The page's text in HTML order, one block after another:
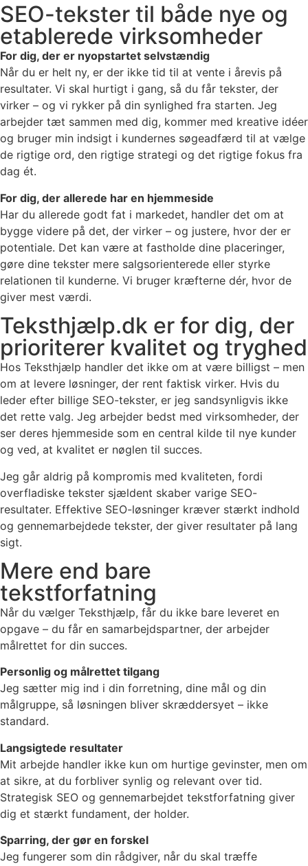
SEO-tekster til både nye og
etablerede virksomheder
For dig, der er nyopstartet selvstændig
Når du er helt ny, er der ikke tid til at vente i årevis på
resultater. Vi skal hurtigt i gang, så du får tekster, der
virker – og vi rykker på din synlighed fra starten. Jeg
arbejder tæt sammen med dig, kommer med kreative idéer
og bruger min indsigt i kundernes søgeadfærd til at vælge
de rigtige ord, den rigtige strategi og det rigtige fokus fra
dag ét.
For dig, der allerede har en hjemmeside
Har du allerede godt fat i markedet, handler det om at
bygge videre på det, der virker – og justere, hvor der er
potentiale. Det kan være at fastholde dine placeringer,
gøre dine tekster mere salgsorienterede eller styrke
relationen til kunderne. Vi bruger kræfterne dér, hvor de
giver mest værdi.
Teksthjælp.dk er for dig, der
prioriterer kvalitet og tryghed
Hos Teksthjælp handler det ikke om at være billigst – men
om at levere løsninger, der rent faktisk virker. Hvis du
leder efter billige SEO-tekster, er jeg sandsynligvis ikke
det rette valg. Jeg arbejder bedst med virksomheder, der
ser deres hjemmeside som en central kilde til nye kunder
og ved, at kvalitet er nøglen til succes.
Jeg går aldrig på kompromis med kvaliteten, fordi
overfladiske tekster sjældent skaber varige SEO-
resultater. Effektive SEO-løsninger kræver stærkt indhold
og gennemarbejdede tekster, der giver resultater på lang
sigt.
Mere end bare
tekstforfatning
Når du vælger Teksthjælp, får du ikke bare leveret en
opgave – du får en samarbejdspartner, der arbejder
målrettet for din succes.
Personlig og målrettet tilgang
Jeg sætter mig ind i din forretning, dine mål og din
målgruppe, så løsningen bliver skræddersyet – ikke
standard.
Langsigtede resultater
Mit arbejde handler ikke kun om hurtige gevinster, men om
at sikre, at du forbliver synlig og relevant over tid.
Strategisk SEO og gennemarbejdet tekstforfatning giver
dig et stærkt fundament, der holder.
Sparring, der gør en forskel
Jeg fungerer som din rådgiver, når du skal træffe